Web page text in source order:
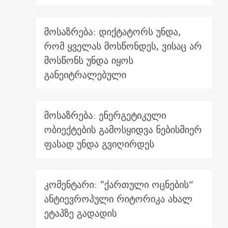
მოსაზრება: დიქტატორს უნდა,
რომ ყველას მოსწონდეს, ვისაც არ
მოსწონს უნდა იყოს
განეიტრალებული
მოსაზრება: ენერგეტიკული
ობიექტების გამოსყიდვა ნებისმიერ
ფასად უნდა გვიღირდეს
კომენტარი: "ქართული ოცნების“
ანტიევროპული რიტორიკა ახალ
ეტაპზე გადადის